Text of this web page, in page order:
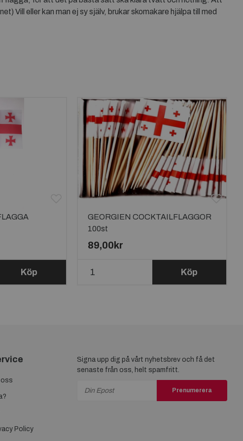
Vill eller kan man ej sy själv, brukar skomakare hjälpa till med
Köp
GEORGIEN COCKTAILFLAGGOR
100st
89,00kr
Köp
Policy
Signa upp dig på vårt nyhetsbrev och få det
senaste från oss, helt spamfritt.
Prenumerera